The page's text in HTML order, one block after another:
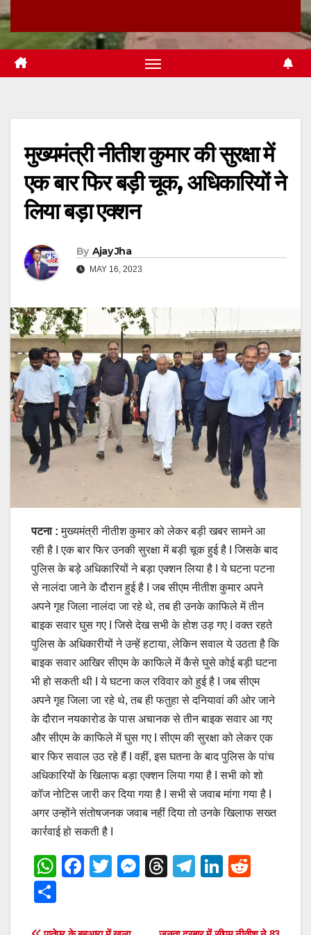
मुख्यमंत्री नीतीश कुमार की सुरक्षा में
एक बार फिर बड़ी चूक, अधिकारियों ने
लिया बड़ा एक्शन
By Ajay Jha
MAY 16, 2023
पटना :मुख्यमंत्री नीतीश कुमार को लेकर बड़ी खबर सामने आ
रही है I एक बार फिर उनकी सुरक्षा में बड़ी चूक हुई है I जिसके बाद
पुलिस के बड़े अधिकारियों ने बड़ा एक्शन लिया है I ये घटना पटना
से नालंदा जाने के दौरान हुई है I जब सीएम नीतीश कुमार अपने
अपने गृह जिला नालंदा जा रहे थे, तब ही उनके काफिले में तीन
बाइक सवार घुस गए I जिसे देख सभी के होश उड़ गए I वक्त रहते
पुलिस के अधिकारीयों ने उन्हें हटाया, लेकिन सवाल ये उठता है कि
बाइक सवार आखिर सीएम के काफिले में कैसे घुसे कोई बड़ी घटना
भी हो सकती थी I ये घटना कल रविवार को हुई है I जब सीएम
अपने गृह जिला जा रहे थे, तब ही फतुहा से दनियावां की ओर जाने
के दौरान नयकारोड के पास अचानक से तीन बाइक सवार आ गए
और सीएम के काफिले में घुस गए I सीएम की सुरक्षा को लेकर एक
बार फिर सवाल उठ रहे हैं I वहीं, इस घतना के बाद पुलिस के पांच
अधिकारियों के खिलाफ बड़ा एक्शन लिया गया है I सभी को शो
कॉज नोटिस जारी कर दिया गया है I सभी से जवाब मांगा गया है I
अगर उन्होंने संतोषजनक जवाब नहीं दिया तो उनके खिलाफ सख्त
कार्रवाई हो सकती है I
W
F
T
M
T
T
Li